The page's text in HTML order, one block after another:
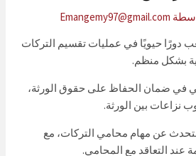
Emangemy97@gmail.com
دورًا حيويًا في عمليات تقسيم التركات
بشكل منظم.
في ضمان الحفاظ على حقوق الورثة،
نزاعات بين الورثة.
عن مهام محامي التركات، مع
عند التعاقد مع المحامي.